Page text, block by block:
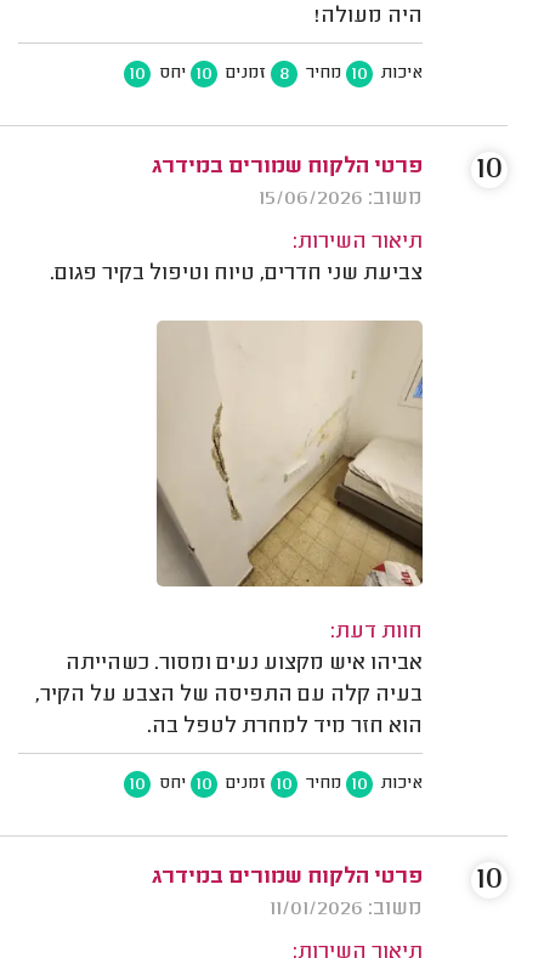
היה מעולה!
איכות 10 מחיר 8 זמנים 10 יחס 10
פרטי הלקוח שמורים במידרג
משוב: 15/06/2026
תיאור השירות:
צביעת שני חדרים, טיוח וטיפול בקיר פגום.
חוות דעת:
אביהו איש מקצוע נעים ומסור. כשהייתה
בעיה קלה עם התפיסה של הצבע על הקיר,
הוא חזר מיד למחרת לטפל בה.
איכות 10 מחיר 10 זמנים 10 יחס 10
10
פרטי הלקוח שמורים במידרג
משוב: 11/01/2026
10